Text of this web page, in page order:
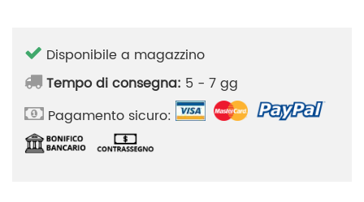
Disponibile a magazzino
Tempo di consegna: 5 - 7 gg
Pagamento sicuro: